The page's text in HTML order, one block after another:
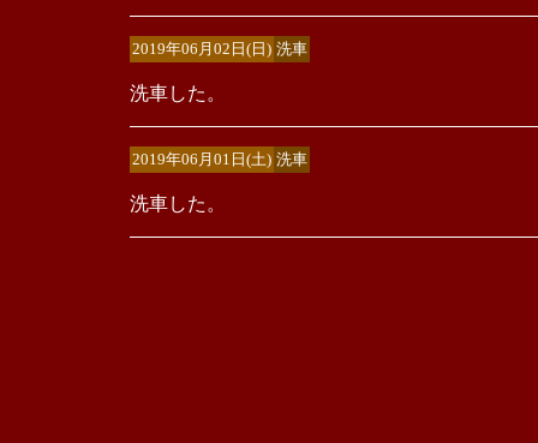
2019年06月02日(日) 洗車
洗車した。
2019年06月01日(土) 洗車
洗車した。